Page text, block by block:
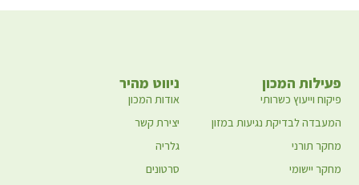
ניווט מהיר
אודות המכון
יצירת קשר
גלריה
סרטונים
פעילות המכון
פיקוח וייעוץ כשרותי
המעבדה לבדיקת נגיעות במזון
מחקר תורני
מחקר יישומי